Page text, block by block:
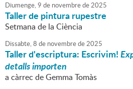
Diumenge,9 de novembrede2025
Taller de pintura rupestre
Setmana de la Ciència
Dissabte,8 de novembrede2025
Taller d'escriptura: Escrivim!
detalls importen
a càrrec de Gemma Tomàs